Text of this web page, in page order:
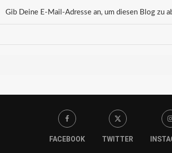
Gib Deine E-Mail-Adresse an, um diesen Blog zu
FACEBOOK TWITTER